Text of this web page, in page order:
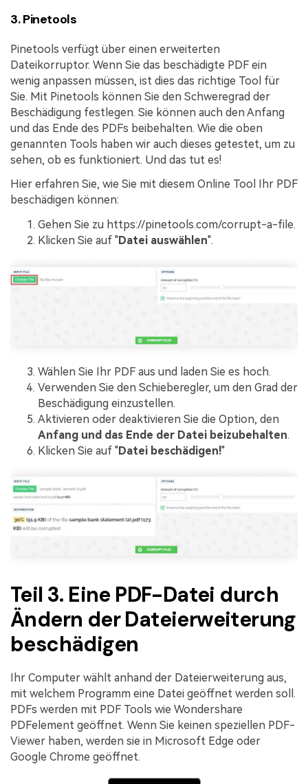
3. Pinetools
Pinetools verfügt über einen erweiterten
Dateikorruptor. Wenn Sie das beschädigte PDF ein
wenig anpassen müssen, ist dies das richtige Tool für
Sie. Mit Pinetools können Sie den Schweregrad der
Beschädigung festlegen. Sie können auch den Anfang
und das Ende des PDFs beibehalten. Wie die oben
genannten Tools haben wir auch dieses getestet, um zu
sehen, ob es funktioniert. Und das tut es!
Hier erfahren Sie, wie Sie mit diesem Online Tool Ihr PDF
beschädigen können:
Gehen Sie zu https://pinetools.com/corrupt-a-file.
Klicken Sie auf "Datei auswählen".
Wählen Sie Ihr PDF aus und laden Sie es hoch.
Verwenden Sie den Schieberegler, um den Grad der
Beschädigung einzustellen.
Aktivieren oder deaktivieren Sie die Option, den
Anfang und das Ende der Datei beizubehalten.
Klicken Sie auf "Datei beschädigen!"
Teil 3. Eine PDF-Datei durch
Ändern der Dateierweiterung
beschädigen
Ihr Computer wählt anhand der Dateierweiterung aus,
mit welchem Programm eine Datei geöffnet werden soll.
PDFs werden mit PDF Tools wie Wondershare
PDFelement geöffnet. Wenn Sie keinen speziellen PDF-
Viewer haben, werden sie in Microsoft Edge oder
Google Chrome geöffnet.